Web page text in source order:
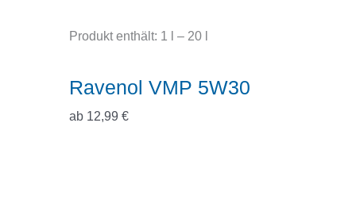
Produkt enthält: 1 – 20
Ravenol VMP 5W30
ab 12,99 €